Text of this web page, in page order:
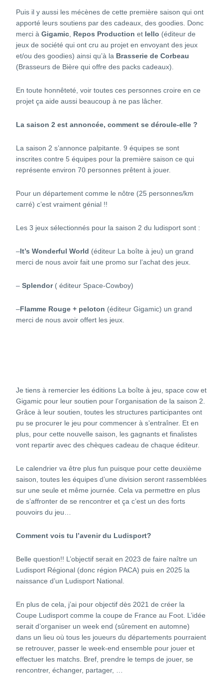
Puis il y aussi les mécènes de cette première saison qui ont
apporté leurs soutiens par des cadeaux, des goodies. Donc
merci àGigamic, Repos Production et Iello (éditeur de
jeux de société qui ont cru au projet en envoyant des jeux
et/ou des goodies) ainsi qu’à la Brasserie de Corbeau
(Brasseurs de Bière qui offre des packs cadeaux).
En toute honnêteté, voir toutes ces personnes croire en ce
projet ça aide aussi beaucoup à ne pas lâcher.
La saison 2 est annoncée, comment se déroule-elle ?
La saison 2 s’annonce palpitante. 9 équipes se sont
inscrites contre 5 équipes pour la première saison ce qui
représente environ 70 personnes prêtent à jouer.
Pour un département comme le nôtre (25 personnes/km
carré) c’est vraiment génial !!
Les 3 jeux sélectionnés pour la saison 2 du ludisport sont :
–It’s Wonderful World (éditeur La boîte à jeu) un grand
merci de nous avoir fait une promo sur l’achat des jeux.
–Splendor ( éditeur Space-Cowboy)
–Flamme Rouge + peloton (éditeur Gigamic) un grand
merci de nous avoir offert les jeux.
Je tiens à remercier les éditions La boîte à jeu, space cow et
Gigamic pour leur soutien pour l’organisation de la saison 2.
Grâce à leur soutien, toutes les structures participantes ont
pu se procurer le jeu pour commencer à s’entraîner. Et en
plus, pour cette nouvelle saison, les gagnants et finalistes
vont repartir avec des chèques cadeau de chaque éditeur.
Le calendrier va être plus fun puisque pour cette deuxième
saison, toutes les équipes d’une division seront rassemblées
sur une seule et même journée. Cela va permettre en plus
de s’affronter de se rencontrer et ça c’est un des forts
pouvoirs du jeu…
Comment vois tu l’avenir du Ludisport?
Belle question!! L’objectif serait en 2023 de faire naître un
Ludisport Régional (donc région PACA) puis en 2025 la
naissance d’un Ludisport National.
En plus de cela, j’ai pour objectif dès 2021 de créer la
Coupe Ludisport comme la coupe de France au Foot. L’idée
serait d’organiser un week end (sûrement en automne)
dans un lieu où tous les joueurs du départements pourraient
se retrouver, passer le week-end ensemble pour jouer et
effectuer les matchs. Bref, prendre le temps de jouer, se
rencontrer, échanger, partager, …